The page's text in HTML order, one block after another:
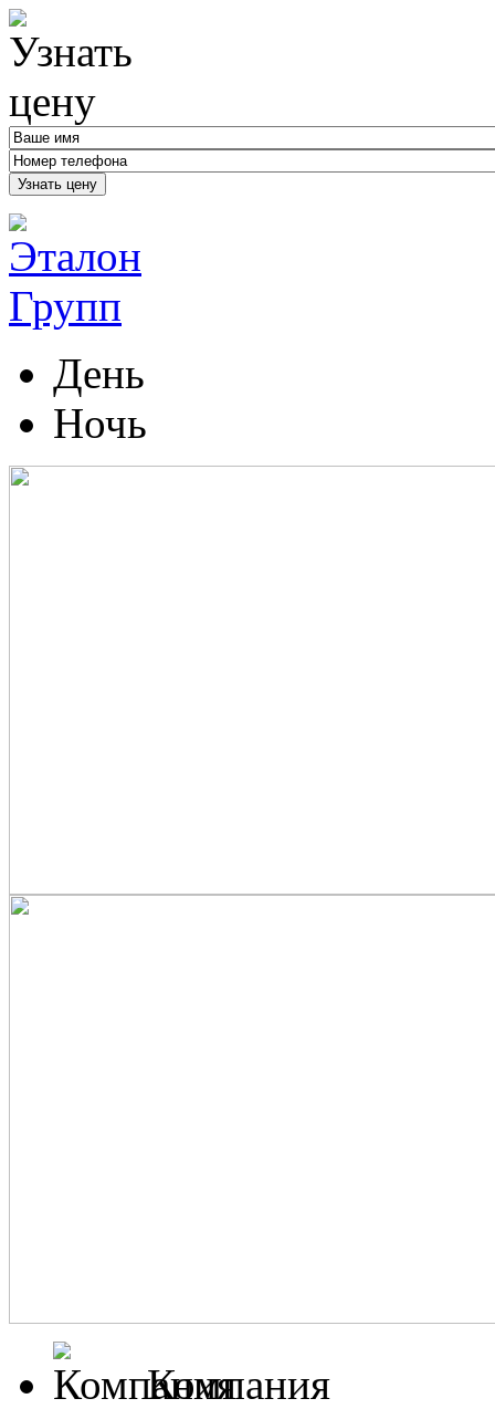
Узнать цену
День
Ночь
Компания